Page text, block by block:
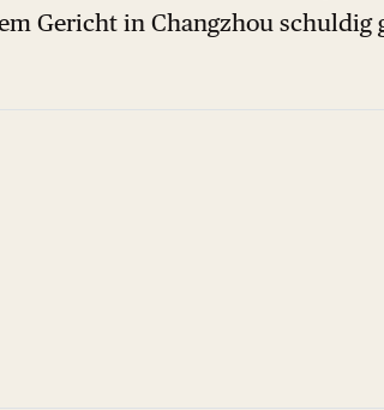
Gericht in Changzhou schuldig